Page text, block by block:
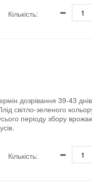
Кількість:
дозрівання 39-43 днів
світло-зеленого
періоду збору
Кількість: